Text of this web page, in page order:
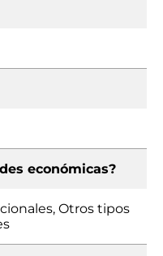
económicas?
Otros tipos